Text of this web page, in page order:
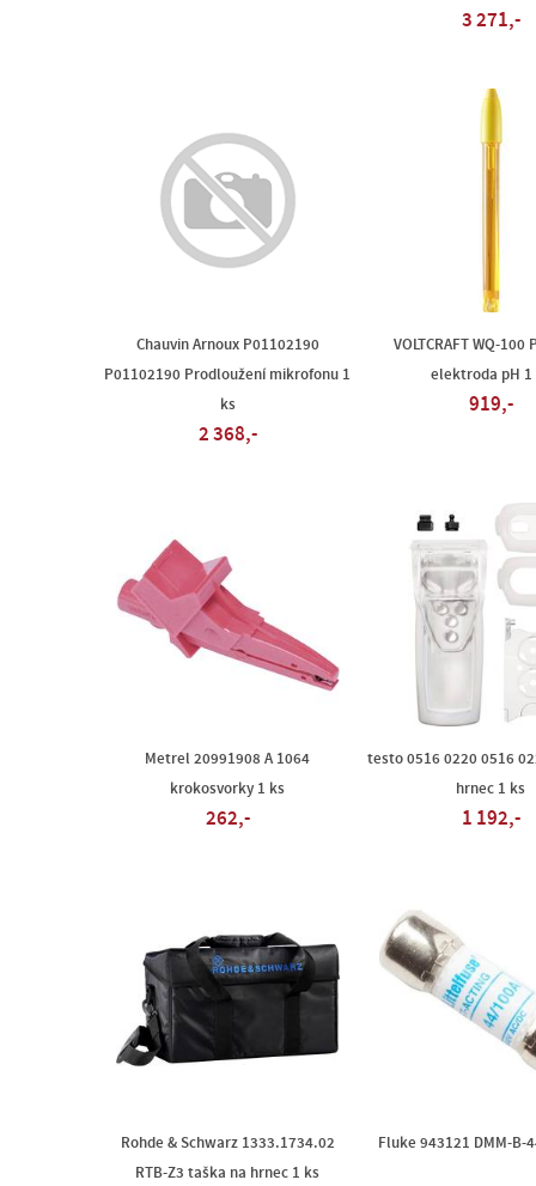
3 271,-
Chauvin Arnoux P01102190
P01102190 Prodloužení mikrofonu 1
ks
2 368,-
VOLTCRAFT WQ-100
elektroda pH 1
919,-
Metrel 20991908 A 1064
krokosvorky 1 ks
262,-
testo 0516 0220 0516
hrnec 1 ks
1 192,-
Rohde & Schwarz 1333.1734.02
RTB-Z3 taška na hrnec 1 ks
Fluke 943121 DMM-B-